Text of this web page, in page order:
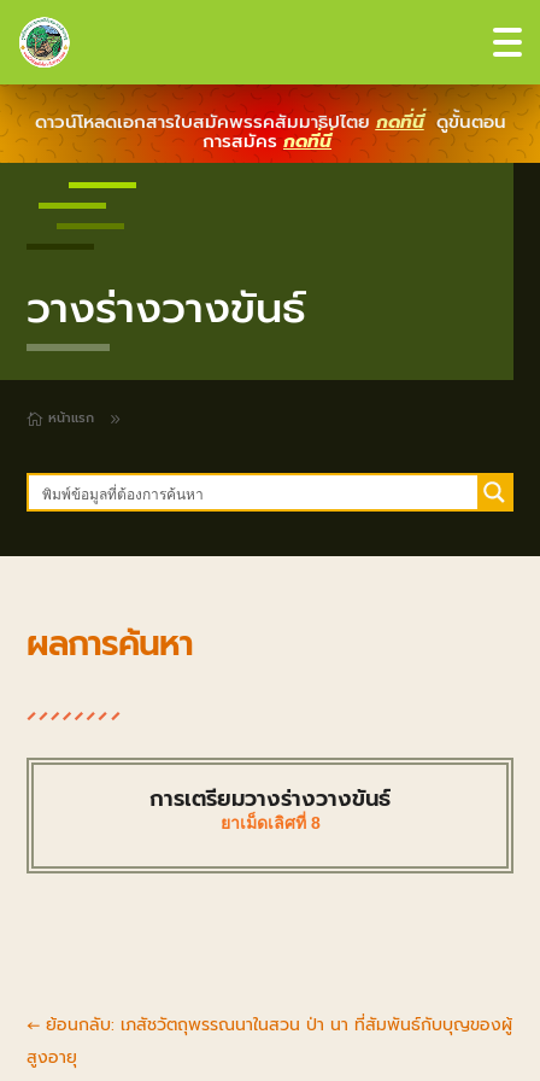
ดาวน์โหลดเอกสารใบสมัคพรรคสัมมาธิปไตย กดที่นี่ ดูขั้นตอน
การสมัครกดที่นี่
วางร่างวางขันธ์
 หน้าแรก 9
ผลการค้นหา
การเตรียมวางร่างวางขันธ์
ยาเม็ดเลิศที่ 8
←ย้อนกลับ: เภสัชวัตถุพรรณนาในสวน ป่า นา ที่สัมพันธ์กับบุญของผู้
สูงอายุ